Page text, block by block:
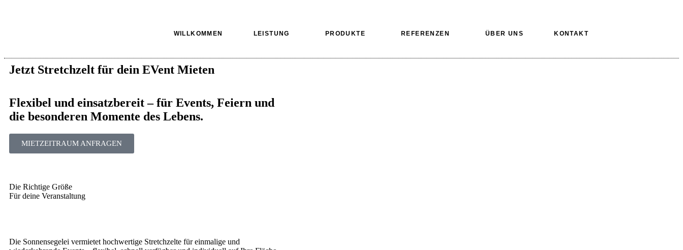
WILLKOMMEN LEISTUNG PRODUKTE REFERENZEN ÜBER UNS KONTAKT
Jetzt Stretchzelt für dein EVent Mieten
Flexibel und einsatzbereit – für Events, Feiern und
die besonderen Momente des Lebens.
MIETZEITRAUM ANFRAGEN
Die Richtige Größe
Für deine Veranstaltung
Die Sonnensegelei vermietet hochwertige Stretchzelte für einmalige und